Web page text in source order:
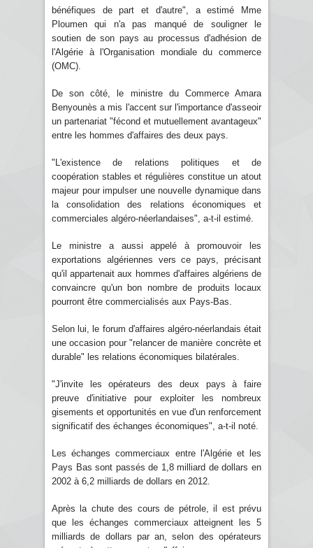
bénéfiques de part et d'autre", a estimé Mme
Ploumen qui n'a pas manqué de souligner le
soutien de son pays au processus d'adhésion de
l'Algérie à l'Organisation mondiale du commerce
(OMC).
De son côté, le ministre du Commerce Amara
Benyounès a mis l'accent sur l'importance d'asseoir
un partenariat "fécond et mutuellement avantageux"
entre les hommes d'affaires des deux pays.
"L'existence de relations politiques et de
coopération stables et régulières constitue un atout
majeur pour impulser une nouvelle dynamique dans
la consolidation des relations économiques et
commerciales algéro-néerlandaises", a-t-il estimé.
Le ministre a aussi appelé à promouvoir les
exportations algériennes vers ce pays, précisant
qu'il appartenait aux hommes d'affaires algériens de
convaincre qu'un bon nombre de produits locaux
pourront être commercialisés aux Pays-Bas.
Selon lui, le forum d'affaires algéro-néerlandais était
une occasion pour "relancer de manière concrète et
durable" les relations économiques bilatérales.
"J'invite les opérateurs des deux pays à faire
preuve d'initiative pour exploiter les nombreux
gisements et opportunités en vue d'un renforcement
significatif des échanges économiques", a-t-il noté.
Les échanges commerciaux entre l'Algérie et les
Pays Bas sont passés de 1,8 milliard de dollars en
2002 à 6,2 milliards de dollars en 2012.
Après la chute des cours de pétrole, il est prévu
que les échanges commerciaux atteignent les 5
milliards de dollars par an, selon des opérateurs